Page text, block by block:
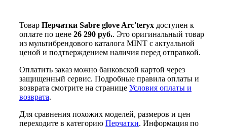
Товар Перчатки Sabre glove Arc'teryx доступен к
оплате по цене 26 290 руб.. Это оригинальный товар
из мультибрендового каталога MINT с актуальной
ценой и подтверждением наличия перед отправкой.
Оплатить заказ можно банковской картой через
защищенный сервис. Подробные правила оплаты и
возврата смотрите на странице Условия оплаты и
возврата.
Для сравнения похожих моделей, размеров и цен
переходите в категорию Перчатки. Информация по